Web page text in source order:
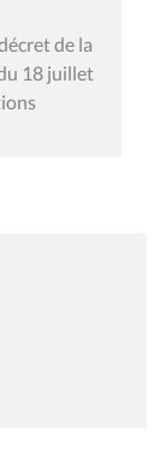
de la
18 juillet